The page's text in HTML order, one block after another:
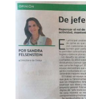
Ver
imagen
más
grande